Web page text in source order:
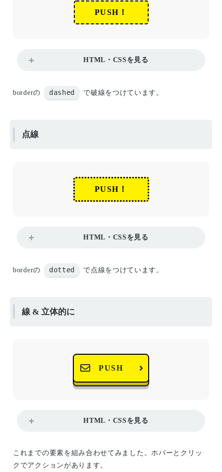
PUSH！
HTML・CSSを見る
borderの dashed で破線をつけています。
点線
PUSH！
HTML・CSSを見る
borderの dotted で点線をつけています。
線 & 立体的に
PUSH
HTML・CSSを見る
これまでの要素を組み合わせてみました。ホバーとクリッ
クでアクションがあります。